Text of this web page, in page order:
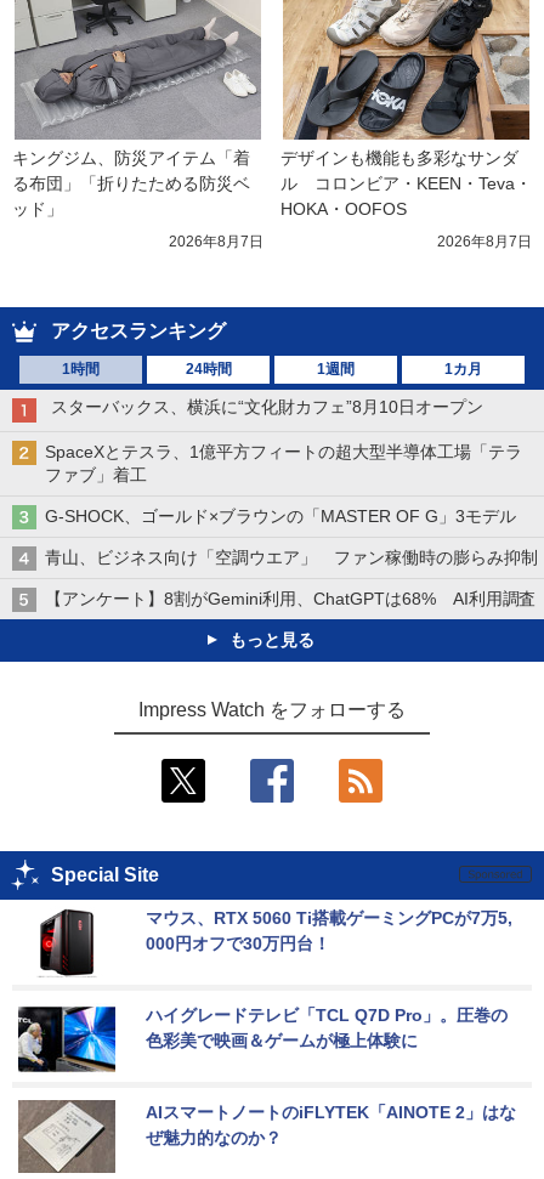
キングジム、防災アイテム「着
る布団」「折りたためる防災ベ
ッド」
2026年8月7日
デザインも機能も多彩なサンダ
ル　コロンビア・KEEN・Teva・
HOKA・OOFOS
2026年8月7日
アクセスランキング
1時間 24時間 1週間 1カ月
スターバックス、横浜に“文化財カフェ”8月10日オープン
SpaceXとテスラ、1億平方フィートの超大型半導体工場「テラ
ファブ」着工
G-SHOCK、ゴールド×ブラウンの「MASTER OF G」3モデル
青山、ビジネス向け「空調ウエア」 ファン稼働時の膨らみ抑制
【アンケート】8割がGemini利用、ChatGPTは68% AI利用調査
もっと見る
Impress Watch をフォローする
Special Site
マウス、RTX 5060 Ti搭載ゲーミングPCが7万5,
000円オフで30万円台！
ハイグレードテレビ「TCL Q7D Pro」。圧巻の
色彩美で映画＆ゲームが極上体験に
AIスマートノートのiFLYTEK「AINOTE 2」はな
ぜ魅力的なのか？